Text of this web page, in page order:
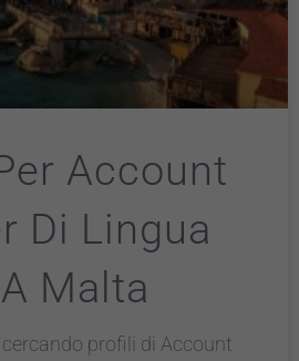
Account
Di Lingua
Malta
cercando profili di Account